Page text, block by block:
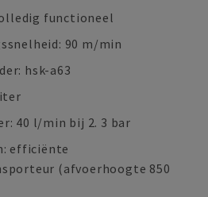
functioneel
90 m/min
hsk-a63
40 l/min bij 2. 3 bar
efficiënte
(afvoerhoogte 850